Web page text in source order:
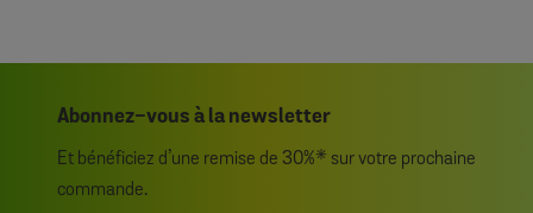
Abonnez-vous à la newsletter
Et bénéficiez d’une remise de 30%* sur votre prochaine
commande.